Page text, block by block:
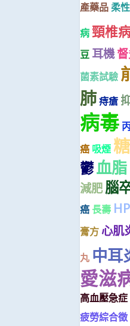
產藥品 柔
病 頸椎
豆 耳機
菌素試驗
肺痔瘡
病毒
癌 吸煙
鬱血脂
減肥腦
癌長壽
膏方心肌
丸 中耳
愛滋
高血壓急症
疲勞綜合徵